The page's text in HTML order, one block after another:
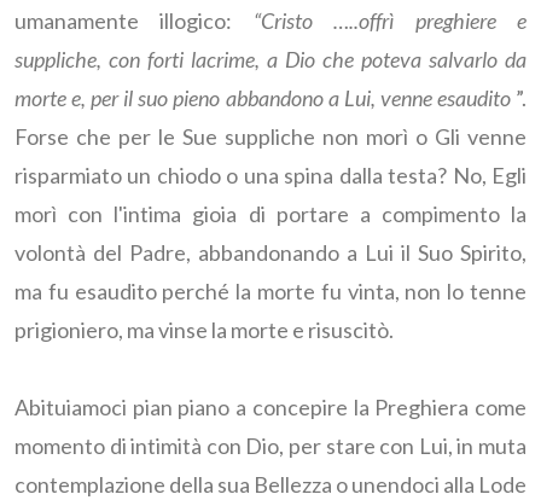
umanamente illogico: “Cristo …..offrì preghiere e
suppliche, con forti lacrime, a Dio che poteva salvarlo da
morte e, per il suo pieno abbandono a Lui, venne esaudito”.
Forse che per le Sue suppliche non morì o Gli venne
risparmiato un chiodo o una spina dalla testa? No, Egli
morì con l'intima gioia di portare a compimento la
volontà del Padre, abbandonando a Lui il Suo Spirito,
ma fu esaudito perché la morte fu vinta, non lo tenne
prigioniero, ma vinse la morte e risuscitò.
Abituiamoci pian piano a concepire la Preghiera come
momento di intimità con Dio, per stare con Lui, in muta
contemplazione della sua Bellezza o unendoci alla Lode